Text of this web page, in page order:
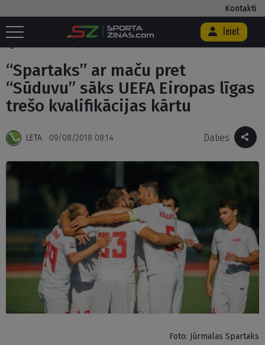
Kontakti
Ieiet
Sākums / “Spartaks” ar maču pret “Sūduvu” sāks UEFA Eiropas
“Spartaks” ar maču pret
“Sūduvu” sāks UEFA Eiropas līgas
trešo kvalifikācijas kārtu
LETA 09/08/2018 08:14 Dalies
Foto: Jūrmalas Spartaks